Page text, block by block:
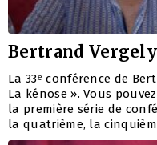
Bertrand
La 33ᵉ conférence de
La kénose ». Vous
la première série de
la quatrième, la